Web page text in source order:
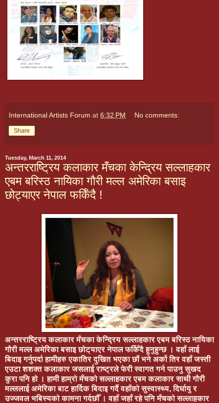
International Artists Forum at 6:32 PM No comments:
Share
Tuesday, March 11, 2014
अन्तरराष्ट्रिय कलाकार मँचका केन्द्रिय सल्लाहकार
एबम बरिस्ठ नायिका गौरी मल्ल अमेरिका बसाइ
छोट्याएर नेपाल फर्किँदै !
अन्तरराष्ट्रिय कलाकार मँचका केन्द्रिय सल्लाहकार एबम बरिस्ठ नायिका
गौरी मल्ल अमेरिका बसाइ छोट्याएर नेपाल फर्किँदै हुनुहुन्छ । वहाँ लाई
बिदाइ गर्नुपर्दा हामीहरु एकातिर दुखित भएका छौं भने अर्को तिर वहाँ जस्ती
एउटा शशक्त कलाकार जसलाई राष्ट्रले फेरी स्वागत गर्न पाउनु सुखद
कुरा पनि हो । हामी हाम्रो मँचको सल्लाहकार एबम कलाकार साथी गौरी
मल्ललाई अमेरिका बाट हार्दिक बिदाइ गर्दै वहाँको सुस्वास्थ्य, दिर्घायु र
उज्जवल भबिस्यको कामना गर्दछौँ । वहाँ जहाँ रहे पनि मँचको सल्लाहकार